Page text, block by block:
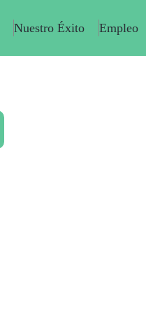
Nuestro Éxito Empleo